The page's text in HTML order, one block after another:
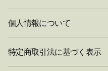
個人情報について
特定商取引法に基づく表示